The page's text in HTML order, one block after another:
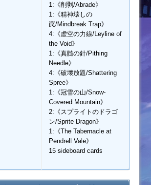
1:《削剥/Abrade》
1:《精神壊しの
罠/Mindbreak Trap》
4:《虚空の力線/Leyline of
the Void》
1:《真髄の針/Pithing
Needle》
4:《破壊放題/Shattering
Spree》
1:《冠雪の山/Snow-
Covered Mountain》
2:《スプライトのドラゴ
ン/Sprite Dragon》
1:《The Tabernacle at
Pendrell Vale》
15 sideboard cards